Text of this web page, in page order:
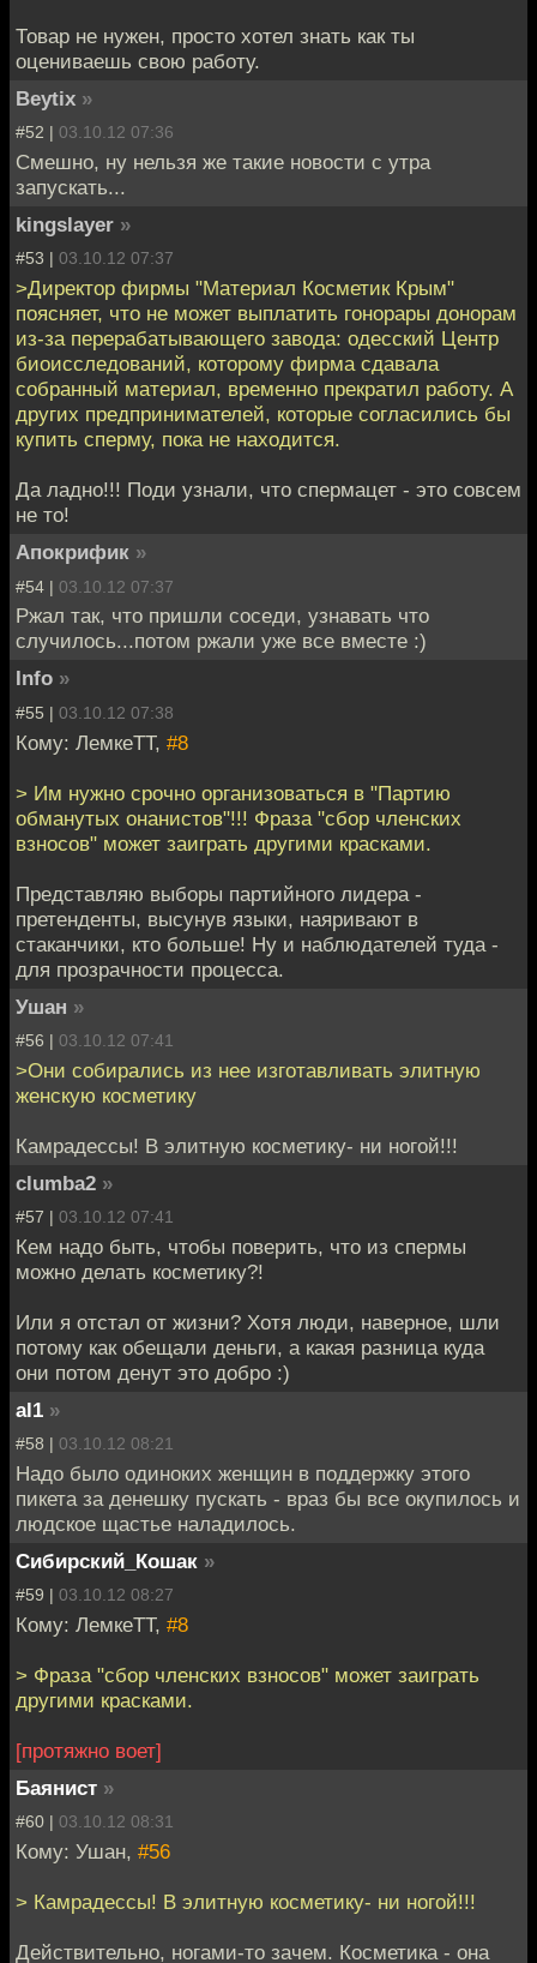
Товар не нужен, просто хотел знать как ты
оцениваешь свою работу.
Beytix »
#52 | 03.10.12 07:36
Смешно, ну нельзя же такие новости с утра
запускать...
kingslayer »
#53 | 03.10.12 07:37
>Директор фирмы "Материал Косметик Крым"
поясняет, что не может выплатить гонорары донорам
из-за перерабатывающего завода: одесский Центр
биоисследований, которому фирма сдавала
собранный материал, временно прекратил работу. А
других предпринимателей, которые согласились бы
купить сперму, пока не находится.
Да ладно!!! Поди узнали, что спермацет - это совсем
не то!
Апокрифик »
#54 | 03.10.12 07:37
Ржал так, что пришли соседи, узнавать что
случилось...потом ржали уже все вместе :)
Info »
#55 | 03.10.12 07:38
Кому: ЛемкеТТ, #8
> Им нужно срочно организоваться в "Партию
обманутых онанистов"!!! Фраза "сбор членских
взносов" может заиграть другими красками.
Представляю выборы партийного лидера -
претенденты, высунув языки, наяривают в
стаканчики, кто больше! Ну и наблюдателей туда -
для прозрачности процесса.
Ушан »
#56 | 03.10.12 07:41
>Они собирались из нее изготавливать элитную
женскую косметику
Камрадессы! В элитную косметику- ни ногой!!!
clumba2 »
#57 | 03.10.12 07:41
Кем надо быть, чтобы поверить, что из спермы
можно делать косметику?!
Или я отстал от жизни? Хотя люди, наверное, шли
потому как обещали деньги, а какая разница куда
они потом денут это добро :)
al1 »
#58 | 03.10.12 08:21
Надо было одиноких женщин в поддержку этого
пикета за денешку пускать - враз бы все окупилось и
людское щастье наладилось.
Сибирский_Кошак »
#59 | 03.10.12 08:27
Кому: ЛемкеТТ, #8
> Фраза "сбор членских взносов" может заиграть
другими красками.
[протяжно воет]
Баянист »
#60 | 03.10.12 08:31
Кому: Ушан, #56
> Камрадессы! В элитную косметику- ни ногой!!!
Действительно, ногами-то зачем. Косметика - она